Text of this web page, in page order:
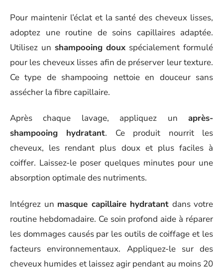
Pour maintenir l’éclat et la santé des cheveux lisses,
adoptez une routine de soins capillaires adaptée.
Utilisez un shampooing doux spécialement formulé
pour les cheveux lisses afin de préserver leur texture.
Ce type de shampooing nettoie en douceur sans
assécher la fibre capillaire.
Après chaque lavage, appliquez un après-
shampooing hydratant. Ce produit nourrit les
cheveux, les rendant plus doux et plus faciles à
coiffer. Laissez-le poser quelques minutes pour une
absorption optimale des nutriments.
Intégrez un masque capillaire hydratant dans votre
routine hebdomadaire. Ce soin profond aide à réparer
les dommages causés par les outils de coiffage et les
facteurs environnementaux. Appliquez-le sur des
cheveux humides et laissez agir pendant au moins 20